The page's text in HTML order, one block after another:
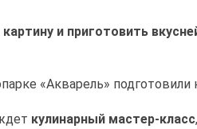
и приготовить
«Акварель»
кулинарный мастер-класс